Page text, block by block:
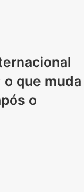
que muda
o